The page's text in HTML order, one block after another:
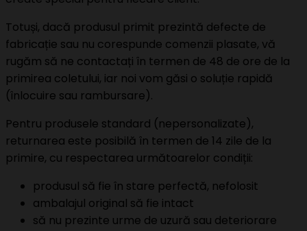
Totuși, dacă produsul primit prezintă defecte de
fabricație sau nu corespunde comenzii plasate, vă
rugăm să ne contactați în termen de 48 de ore de la
primirea coletului, iar noi vom găsi o soluție rapidă
(înlocuire sau rambursare).
Pentru produsele standard (nepersonalizate),
returnarea este posibilă în termen de 14 zile de la
primire, cu respectarea următoarelor condiții:
produsul să fie în stare perfectă, nefolosit
ambalajul original să fie intact
să nu prezinte urme de uzură sau deteriorare